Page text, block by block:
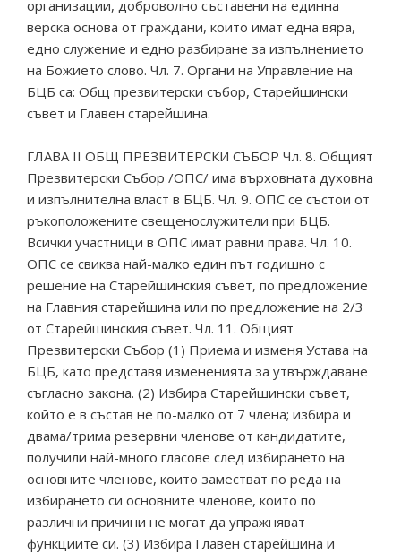
организации, доброволно съставени на единна
верска основа от граждани, които имат една вяра,
едно служение и едно разбиране за изпълнението
на Божието слово. Чл. 7. Органи на Управление на
БЦБ са: Общ презвитерски събор, Старейшински
съвет и Главен старейшина.
ГЛАВА II ОБЩ ПРЕЗВИТЕРСКИ СЪБОР Чл. 8. Общият
Презвитерски Събор /ОПС/ има върховната духовна
и изпълнителна власт в БЦБ. Чл. 9. ОПС се състои от
ръкоположените свещенослужители при БЦБ.
Всички участници в ОПС имат равни права. Чл. 10.
ОПС се свиква най-малко един път годишно с
решение на Старейшинския съвет, по предложение
на Главния старейшина или по предложение на 2/3
от Старейшинския съвет. Чл. 11. Общият
Презвитерски Събор (1) Приема и изменя Устава на
БЦБ, като представя измененията за утвърждаване
съгласно закона. (2) Избира Старейшински съвет,
който е в състав не по-малко от 7 члена; избира и
двама/трима резервни членове от кандидатите,
получили най-много гласове след избирането на
основните членове, които заместват по реда на
избирането си основните членове, които по
различни причини не могат да упражняват
функциите си. (3) Избира Главен старейшина и